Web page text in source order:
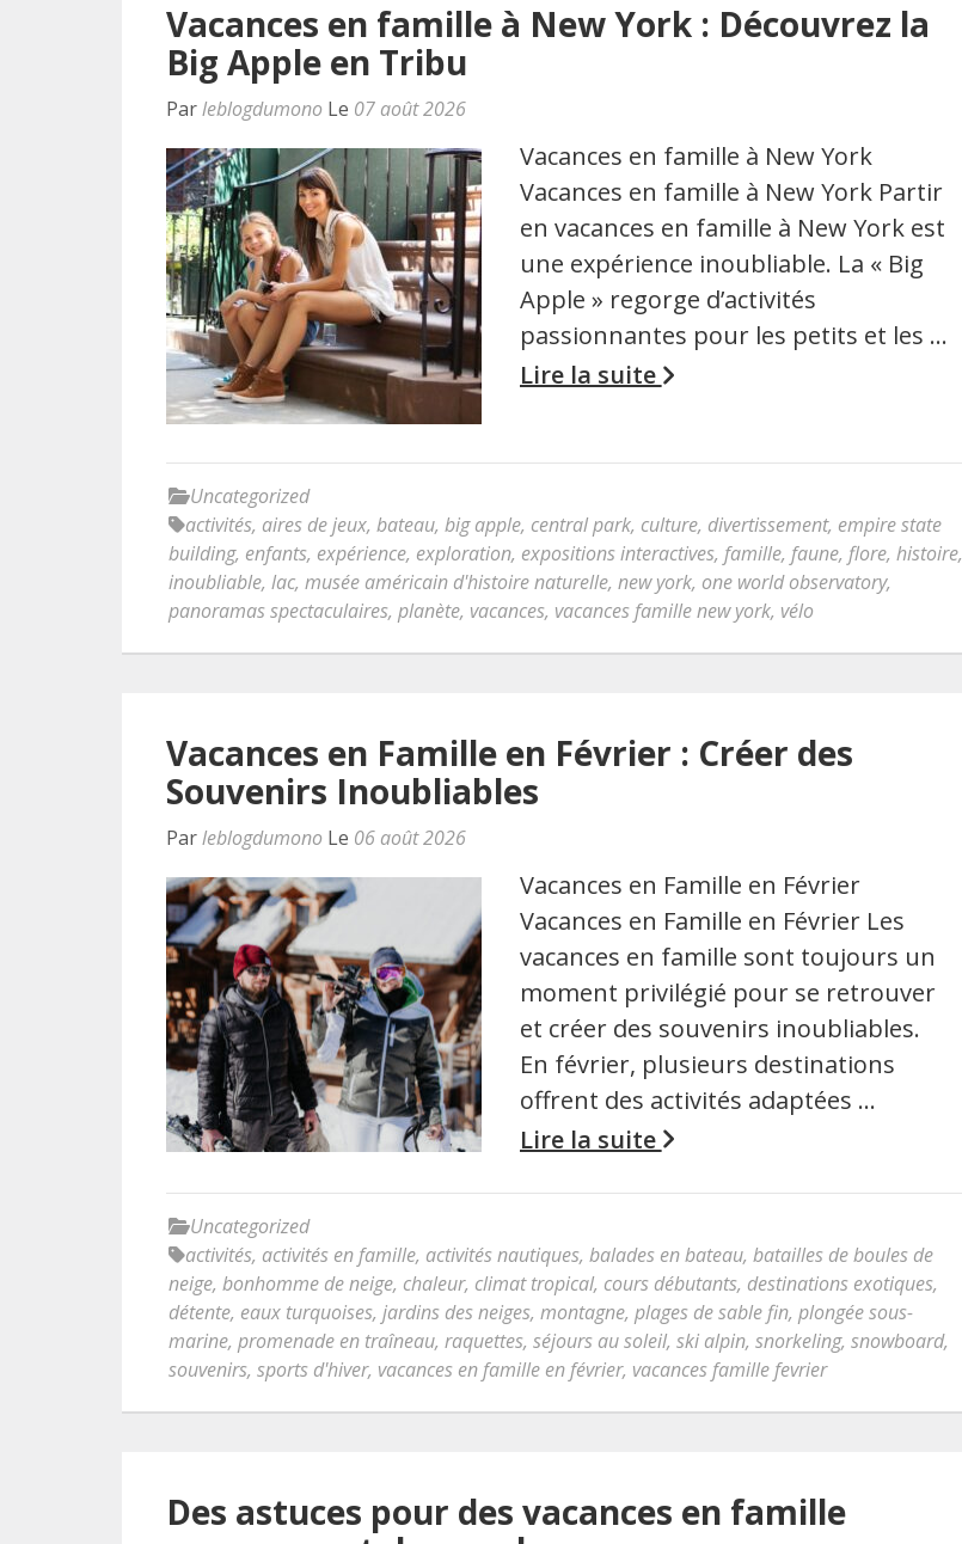
Vacances en famille à New York : Découvrez la
Big Apple en Tribu
Parleblogdumono Le 07 août 2026
Vacances en famille à New York
Vacances en famille à New York Partir
en vacances en famille à New York est
une expérience inoubliable. La « Big
Apple » regorge d’activités
passionnantes pour les petits et les …
Lire la suite
Uncategorized
activités, aires de jeux, bateau, big apple, central park, culture, divertissement, empire state
building, enfants, expérience, exploration, expositions interactives, famille, faune, flore, histoire,
inoubliable, lac, musée américain d'histoire naturelle, new york, one world observatory,
panoramas spectaculaires, planète, vacances, vacances famille new york, vélo
Vacances en Famille en Février : Créer des
Souvenirs Inoubliables
Parleblogdumono Le 06 août 2026
Vacances en Famille en Février
Vacances en Famille en Février Les
vacances en famille sont toujours un
moment privilégié pour se retrouver
et créer des souvenirs inoubliables.
En février, plusieurs destinations
offrent des activités adaptées …
Lire la suite
Uncategorized
activités, activités en famille, activités nautiques, balades en bateau, batailles de boules de
neige, bonhomme de neige, chaleur, climat tropical, cours débutants, destinations exotiques,
détente, eaux turquoises, jardins des neiges, montagne, plages de sable fin, plongée sous-
marine, promenade en traîneau, raquettes, séjours au soleil, ski alpin, snorkeling, snowboard,
souvenirs, sports d'hiver, vacances en famille en février, vacances famille fevrier
Des astuces pour des vacances en famille